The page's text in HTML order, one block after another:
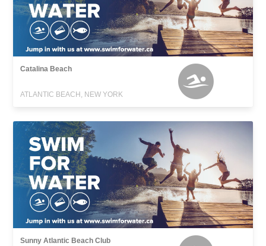
Catalina Beach
ATLANTIC BEACH, NEW YORK
Sunny Atlantic Beach Club